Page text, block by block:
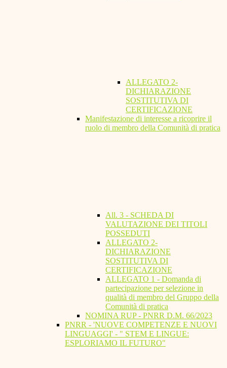
ALLEGATO 2-
DICHIARAZIONE
SOSTITUTIVA DI
CERTIFICAZIONE
Manifestazione di interesse a ricoprire il
ruolo di membro della Comunità di pratica
All. 3 - SCHEDA DI
VALUTAZIONE DEI TITOLI
POSSEDUTI
ALLEGATO 2-
DICHIARAZIONE
SOSTITUTIVA DI
CERTIFICAZIONE
ALLEGATO 1 - Domanda di
partecipazione per selezione in
qualità di membro del Gruppo della
Comunità di pratica
NOMINA RUP - PNRR D.M. 66/2023
PNRR - 'NUOVE COMPETENZE E NUOVI
LINGUAGGI' - " STEM E LINGUE:
ESPLORIAMO IL FUTURO"